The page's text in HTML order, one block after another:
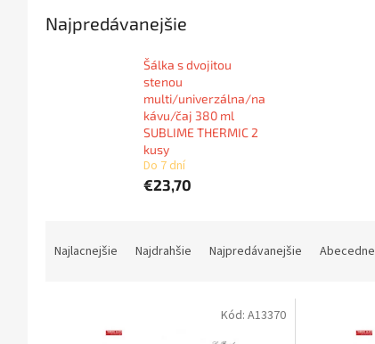
Najpredávanejšie
Šálka s dvojitou
stenou
multi/univerzálna/na
kávu/čaj 380 ml
SUBLIME THERMIC 2
kusy
Do 7 dní
€23,70
Najlacnejšie Najdrahšie Najpredávanejšie Abecedne
Kód: A13370